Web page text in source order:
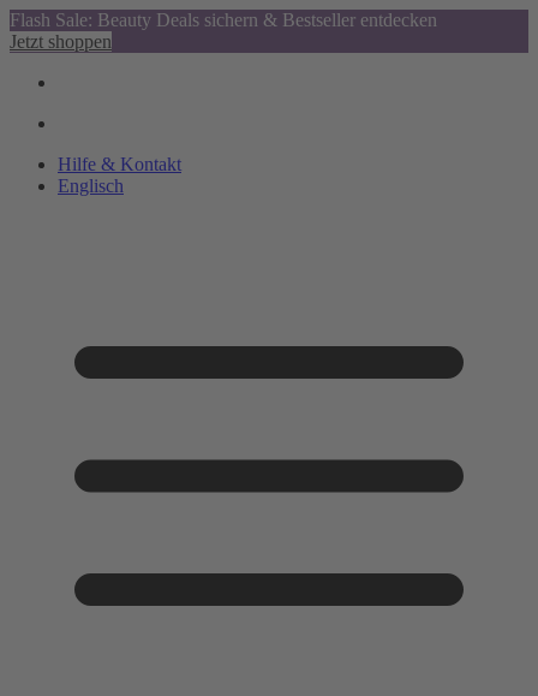
Flash Sale: Beauty Deals sichern & Bestseller entdecken
Jetzt shoppen
Hilfe & Kontakt
Englisch